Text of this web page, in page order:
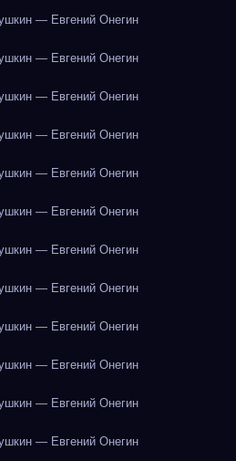
— Евгений Онегин
— Евгений Онегин
— Евгений Онегин
— Евгений Онегин
— Евгений Онегин
— Евгений Онегин
— Евгений Онегин
— Евгений Онегин
— Евгений Онегин
— Евгений Онегин
— Евгений Онегин
— Евгений Онегин